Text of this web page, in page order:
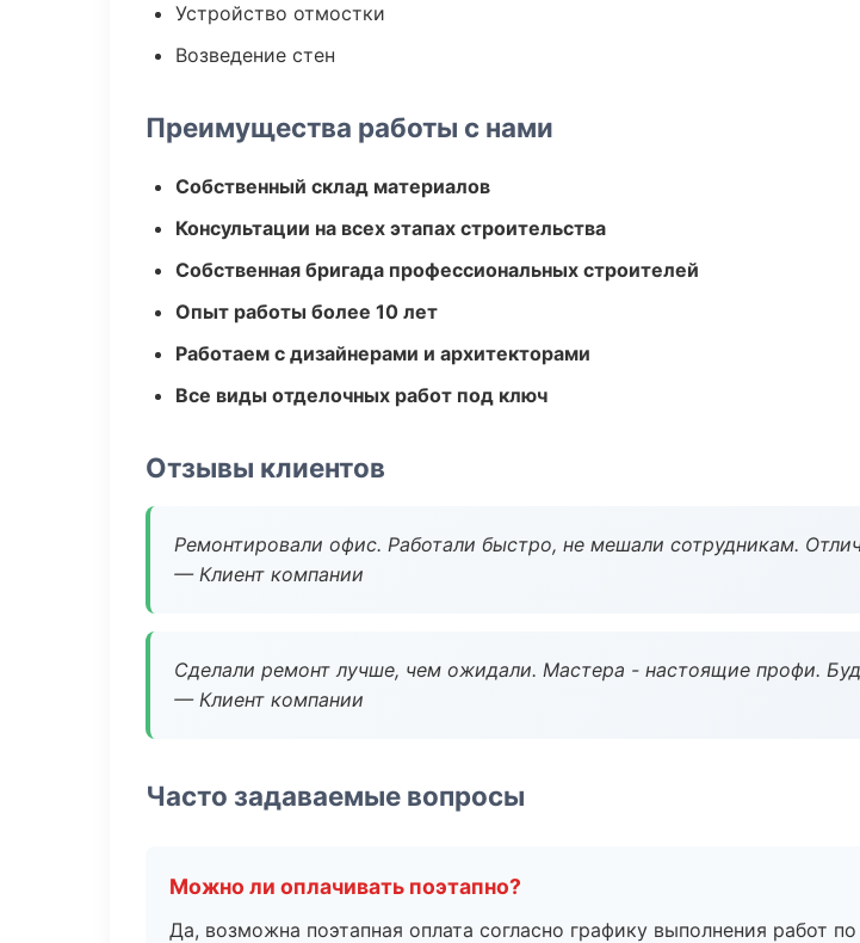
Устройство отмостки
Возведение стен
Преимущества работы с нами
Собственный склад материалов
Консультации на всех этапах строительства
Собственная бригада профессиональных строителей
Опыт работы более 10 лет
Работаем с дизайнерами и архитекторами
Все виды отделочных работ под ключ
Отзывы клиентов
Ремонтировали офис. Работали быстро, не мешали сотрудникам.
— Клиент компании
Сделали ремонт лучше, чем ожидали. Мастера - настоящие профи.
— Клиент компании
Часто задаваемые вопросы
Можно ли оплачивать поэтапно?
Да, возможна поэтапная оплата согласно графику выполнения работ